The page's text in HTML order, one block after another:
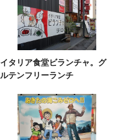
イタリア食堂ビランチャ。グ
ルテンフリーランチ